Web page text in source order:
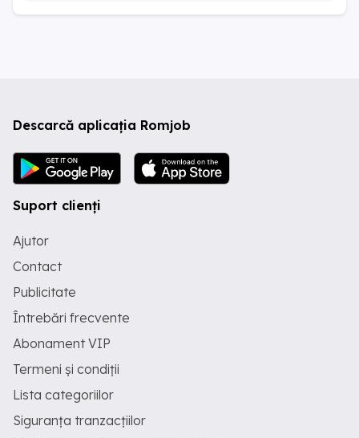
Descarcă aplicația Romjob
Suport clienți
Ajutor
Contact
Publicitate
Întrebări frecvente
Abonament VIP
Termeni și condiții
Lista categoriilor
Siguranța tranzacțiilor